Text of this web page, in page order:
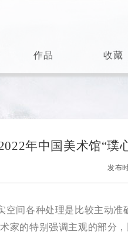
作品 收藏
年中国美术馆“璞
发布
空间各种处理是比较主动
家的特别强调主观的部分